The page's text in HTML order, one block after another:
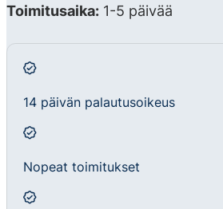
Toimitusaika: 1-5 päivää
14 päivän palautusoikeus
Nopeat toimitukset